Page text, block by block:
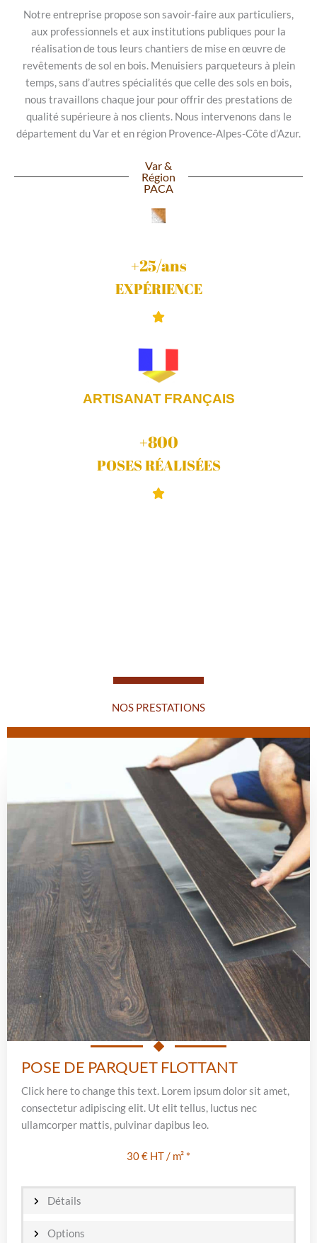
Notre entreprise propose son savoir-faire aux particuliers,
aux professionnels et aux institutions publiques pour la
réalisation de tous leurs chantiers de mise en œuvre de
revêtements de sol en bois. Menuisiers parqueteurs à plein
temps, sans d’autres spécialités que celle des sols en bois,
nous travaillons chaque jour pour offrir des prestations de
qualité supérieure à nos clients. Nous intervenons dans le
département du Var et en région Provence-Alpes-Côte d’Azur.
Var &
Région
PACA
+25/ans
EXPÉRIENCE
ARTISANAT FRANÇAIS
+800
POSES RÉALISÉES
NOS PRESTATIONS
POSE DE PARQUET FLOTTANT
Click here to change this text. Lorem ipsum dolor sit amet,
consectetur adipiscing elit. Ut elit tellus, luctus nec
ullamcorper mattis, pulvinar dapibus leo.
30 € HT / m² *
Détails
Options